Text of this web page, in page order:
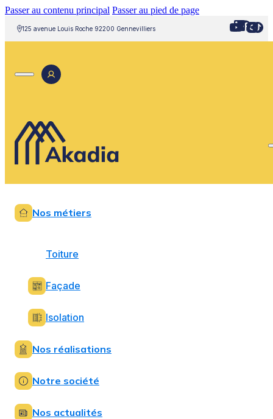
Passer au contenu principal Passer au pied de page
125 avenue Louis Roche 92200 Gennevilliers
Nos métiers
Toiture
Façade
Isolation
Nos réalisations
Notre société
Nos actualités